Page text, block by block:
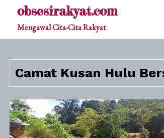
obsesirakyat.com
Mengawal Cita-Cita Rakyat
Camat Kusan Hulu